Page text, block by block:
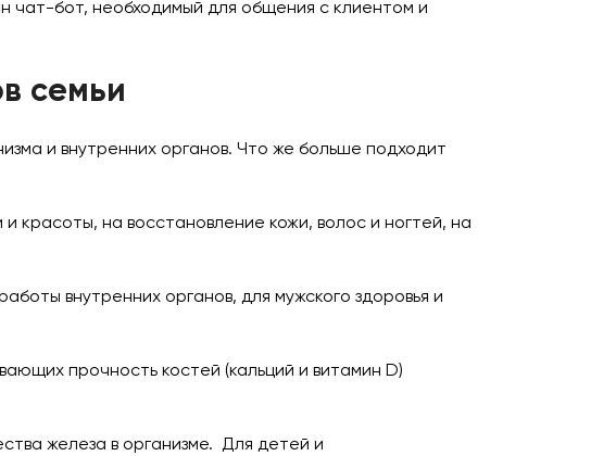
чат-бот, необходимый для общения с клиентом и
семьи
и внутренних органов. Что же больше подходит
на восстановление кожи, волос и ногтей, на
внутренних органов, для мужского здоровья и
прочность костей (кальций и витамин D)
железа в организме. Для детей и